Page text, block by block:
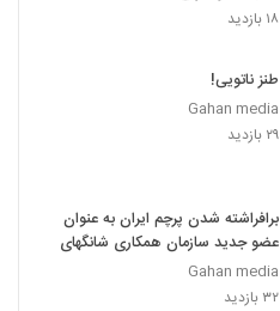
۱۸ بازدید
طنز ناتویی!
Gahan media
۲۹ بازدید
برافراشته شدن پرچم ایران به عنوان
عضو جدید سازمان همکاری شانگهای
Gahan media
۳۲ بازدید